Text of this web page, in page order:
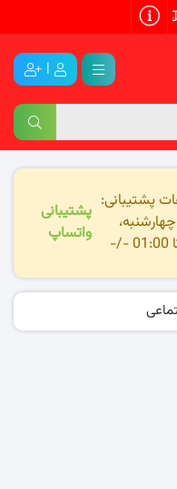
|
پشتیبانی: پشتیبانی
واتساپ